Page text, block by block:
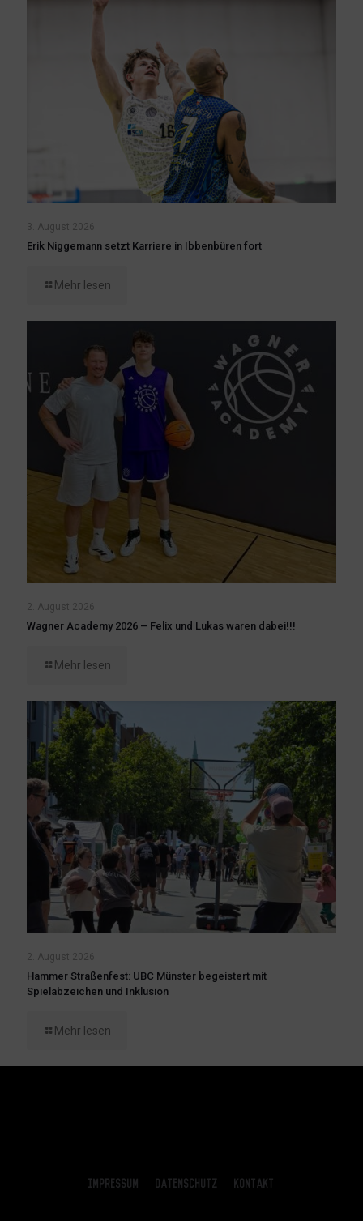
3. August 2026
Erik Niggemann setzt Karriere in Ibbenbüren fort
Mehr lesen
2. August 2026
Wagner Academy 2026 – Felix und Lukas waren dabei!!!
Mehr lesen
2. August 2026
Hammer Straßenfest: UBC Münster begeistert mit
Spielabzeichen und Inklusion
Mehr lesen
Impressum Datenschutz Kontakt